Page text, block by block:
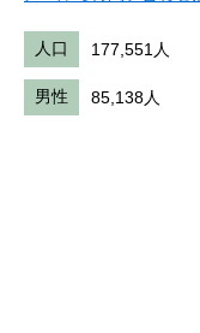
人口 177,551人
男性 85,138人